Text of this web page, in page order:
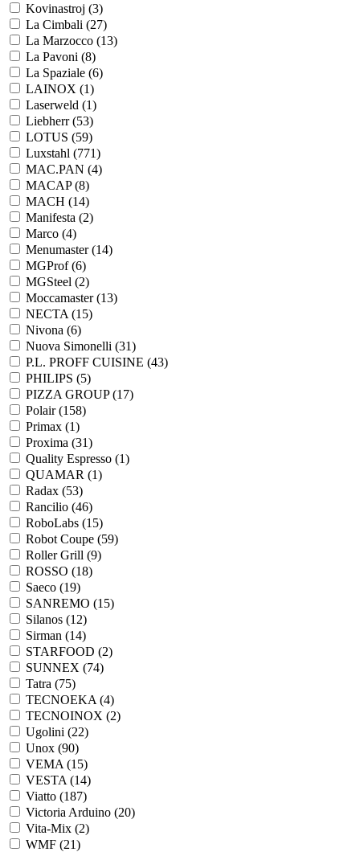
Kovinastroj (3)
La Cimbali (27)
La Marzocco (13)
La Pavoni (8)
La Spaziale (6)
LAINOX (1)
Laserweld (1)
Liebherr (53)
LOTUS (59)
Luxstahl (771)
MAC.PAN (4)
MACAP (8)
MACH (14)
Manifesta (2)
Marco (4)
Menumaster (14)
MGProf (6)
MGSteel (2)
Moccamaster (13)
NECTA (15)
Nivona (6)
Nuova Simonelli (31)
P.L. PROFF CUISINE (43)
PHILIPS (5)
PIZZA GROUP (17)
Polair (158)
Primax (1)
Proxima (31)
Quality Espresso (1)
QUAMAR (1)
Radax (53)
Rancilio (46)
RoboLabs (15)
Robot Coupe (59)
Roller Grill (9)
ROSSO (18)
Saeco (19)
SANREMO (15)
Silanos (12)
Sirman (14)
STARFOOD (2)
SUNNEX (74)
Tatra (75)
TECNOEKA (4)
TECNOINOX (2)
Ugolini (22)
Unox (90)
VEMA (15)
VESTA (14)
Viatto (187)
Victoria Arduino (20)
Vita-Mix (2)
WMF (21)